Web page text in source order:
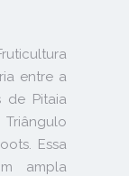
entre a
de Pitaia
Essa
ampla